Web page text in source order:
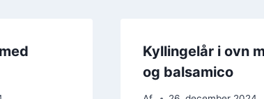
Kyllingelår i ovn
og balsamico